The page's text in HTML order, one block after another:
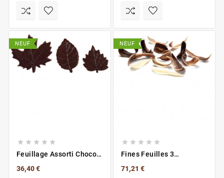
NEUF
    
Feuillage Assorti Choco
36,40 €
NEUF
    
Fines Feuilles 3
71,21 €